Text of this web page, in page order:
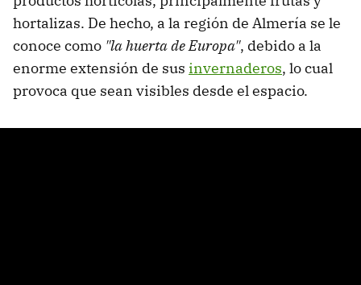
hortalizas. De hecho, a la región de Almería se le
conoce como "la huerta de Europa", debido a la
enorme extensión de sus invernaderos, lo cual
provoca que sean visibles desde el espacio.